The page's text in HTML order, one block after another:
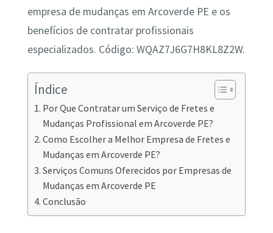
empresa de mudanças em Arcoverde PE e os
benefícios de contratar profissionais
especializados. Código: WQAZ7J6G7H8KL8Z2W.
Índice
Por Que Contratar um Serviço de Fretes e
Mudanças Profissional em Arcoverde PE?
Como Escolher a Melhor Empresa de Fretes e
Mudanças em Arcoverde PE?
Serviços Comuns Oferecidos por Empresas de
Mudanças em Arcoverde PE
Conclusão